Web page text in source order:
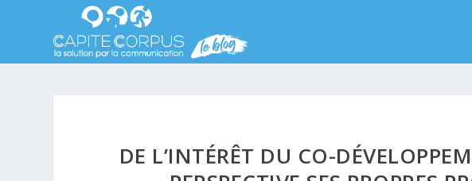
DE L’INTÉRÊT DU CO-